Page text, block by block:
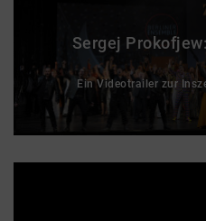
Sergej
Ein Videotrailer zur